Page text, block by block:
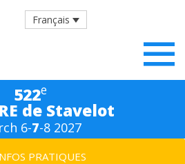
Français
522e
de Stavelot
6-7-8 2027
PRATIQUES